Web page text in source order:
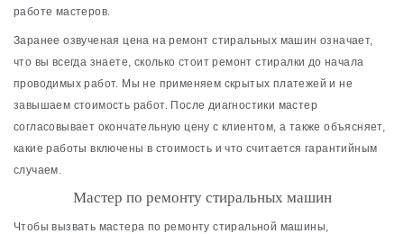
работе мастеров.
Заранее озвученая цена на ремонт стиральных машин означает,
что вы всегда знаете, сколько стоит ремонт стиралки до начала
проводимых работ. Мы не применяем скрытых платежей и не
завышаем стоимость работ. После диагностики мастер
согласовывает окончательную цену с клиентом, а также объясняет,
какие работы включены в стоимость и что считается гарантийным
случаем.
Мастер по ремонту стиральных машин
Чтобы вызвать мастера по ремонту стиральной машины,